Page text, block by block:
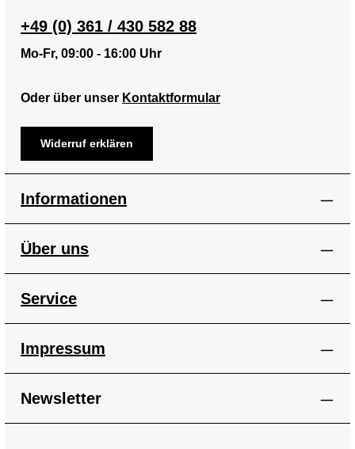
+49 (0) 361 / 430 582 88
Mo-Fr, 09:00 - 16:00 Uhr
Oder über unser Kontaktformular
Widerruf erklären
Informationen
Über uns
Service
Impressum
Newsletter